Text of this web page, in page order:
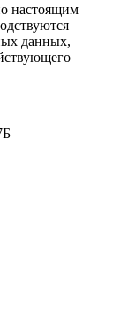
настоящим
данных,